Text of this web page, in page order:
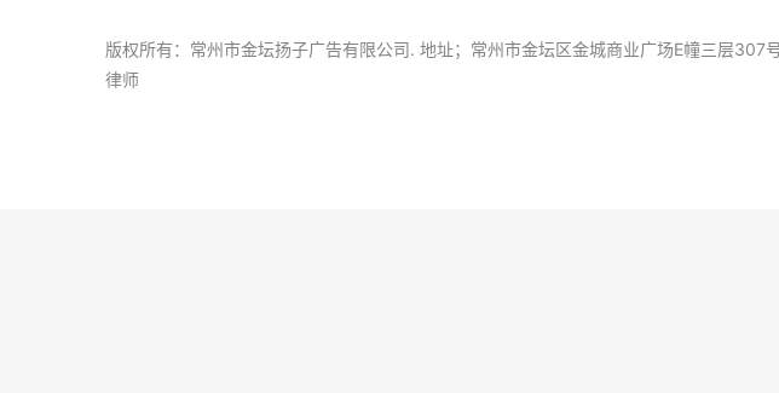
版权所有：常州市金坛扬子广告有限公司. 地址；常州市金坛区金城商业广场E幢三层
律师